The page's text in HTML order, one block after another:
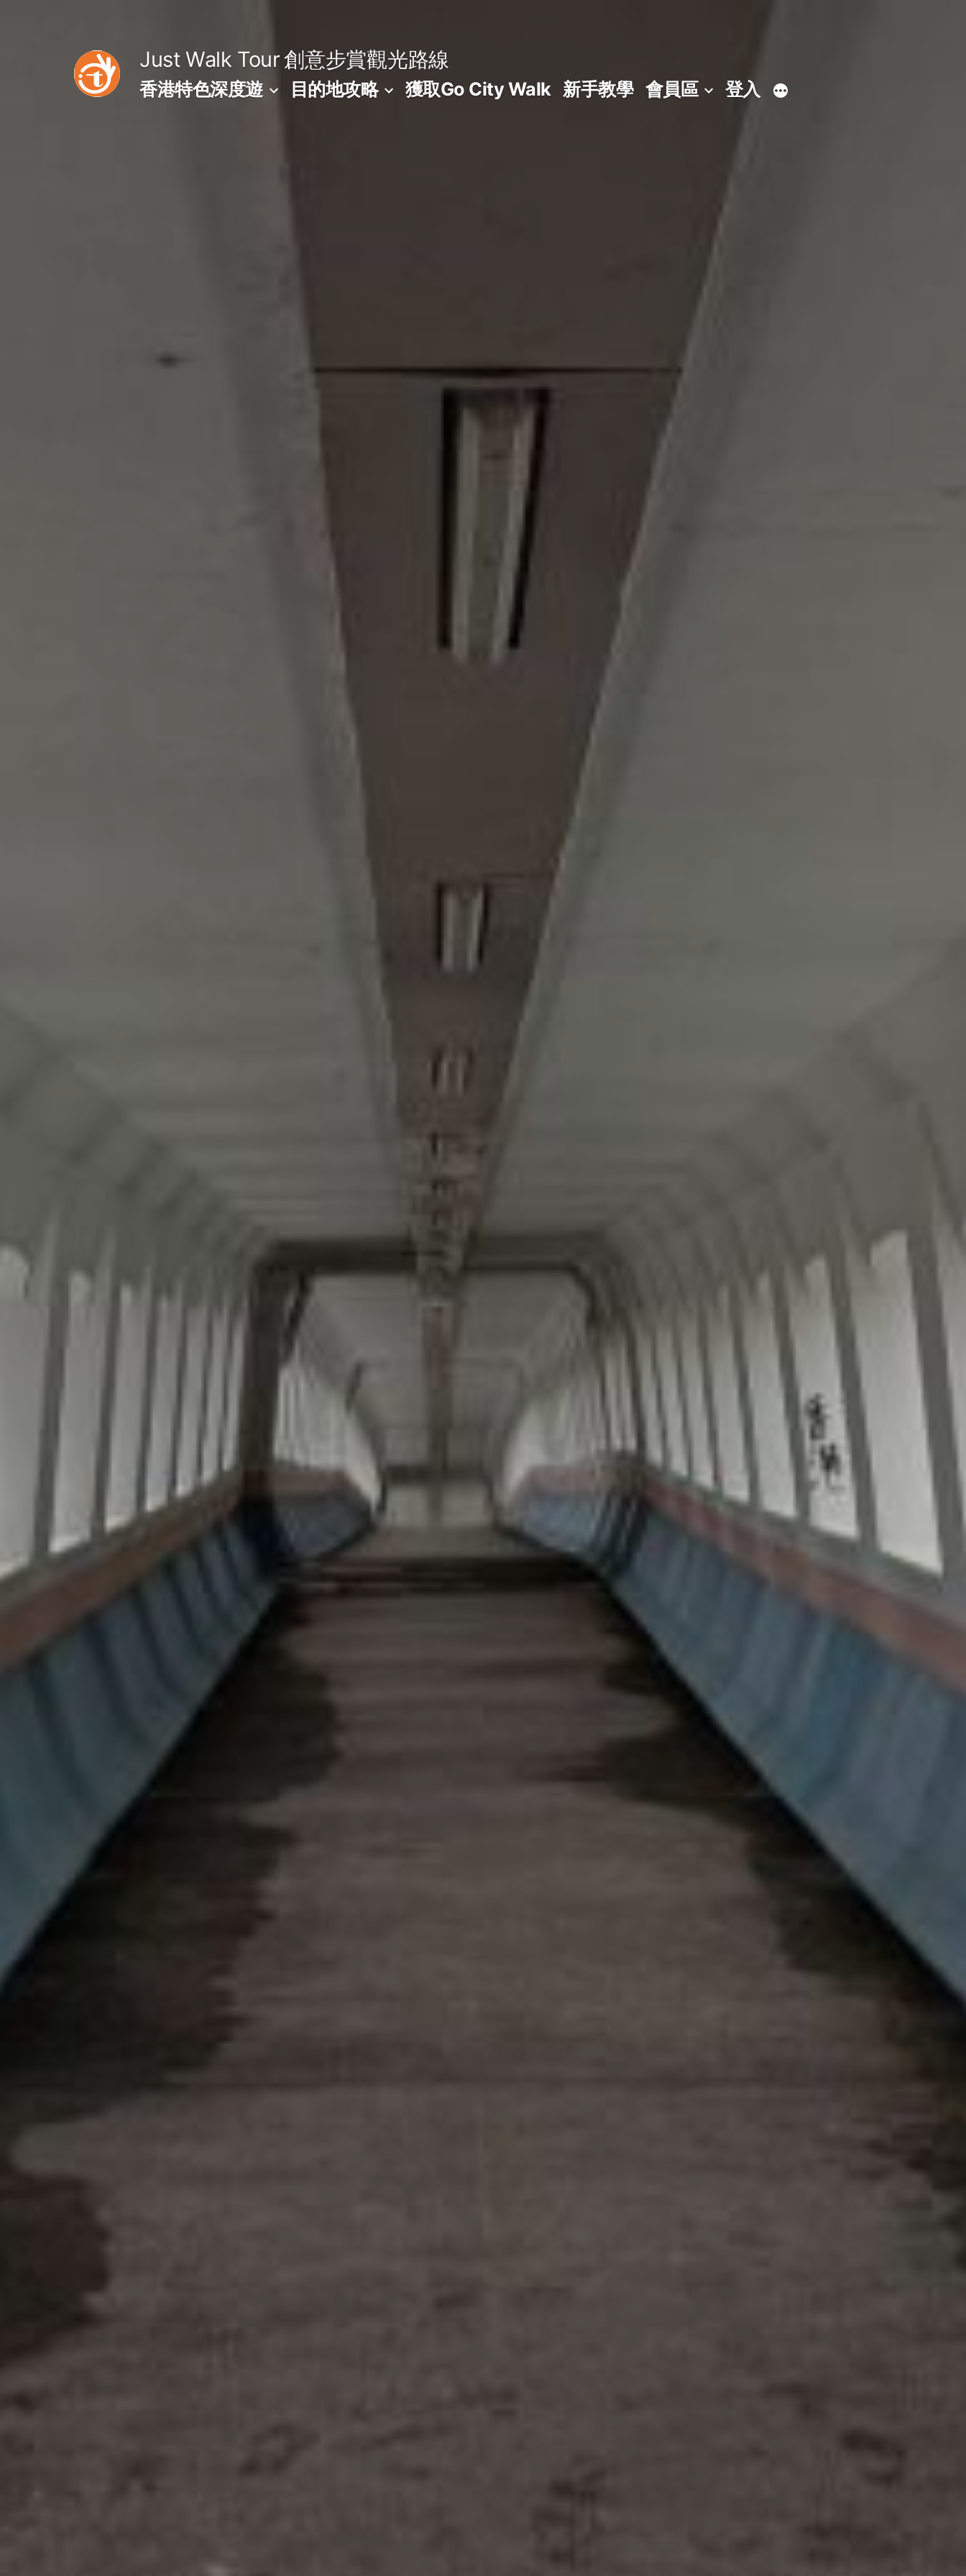
Just Walk Tour創意步賞觀光路線
香港特色深度遊 目的地攻略 獲取Go City Walk 新手教學 會員區 登入